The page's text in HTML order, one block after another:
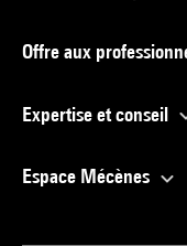
Offre aux
Expertise et conseil
Espace Mécènes